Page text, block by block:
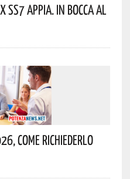
Appia. In Bocca Al
Come Richiederlo